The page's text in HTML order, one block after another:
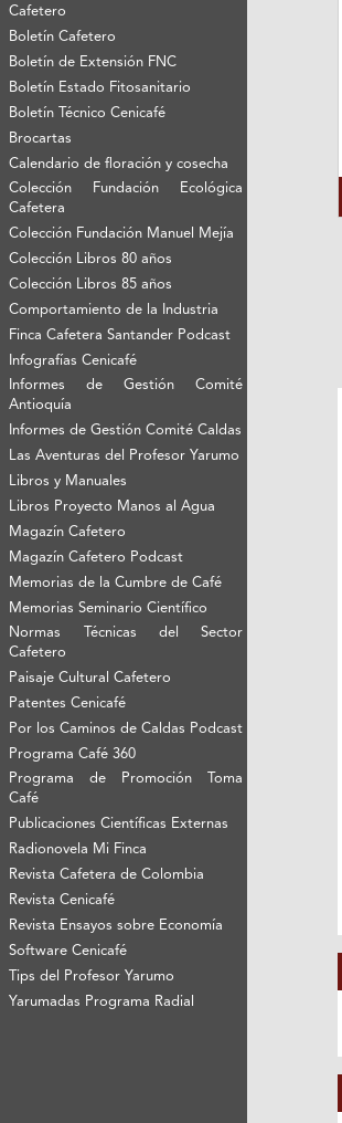
Cafetero
Boletín Cafetero
Boletín de Extensión FNC
Boletín Estado Fitosanitario
Boletín Técnico Cenicafé
Brocartas
Calendario de floración y cosecha
Colección Fundación Ecológica
Cafetera
Colección Fundación Manuel Mejía
Colección Libros 80 años
Colección Libros 85 años
Comportamiento de la Industria
Finca Cafetera Santander Podcast
Infografías Cenicafé
Informes de Gestión Comité
Antioquía
Informes de Gestión Comité Caldas
Las Aventuras del Profesor Yarumo
Libros y Manuales
Libros Proyecto Manos al Agua
Magazín Cafetero
Magazín Cafetero Podcast
Memorias de la Cumbre de Café
Memorias Seminario Científico
Normas Técnicas del Sector
Cafetero
Paisaje Cultural Cafetero
Patentes Cenicafé
Por los Caminos de Caldas Podcast
Programa Café 360
Programa de Promoción Toma
Café
Publicaciones Científicas Externas
Radionovela Mi Finca
Revista Cafetera de Colombia
Revista Cenicafé
Revista Ensayos sobre Economía
Software Cenicafé
Tips del Profesor Yarumo
Yarumadas Programa Radial